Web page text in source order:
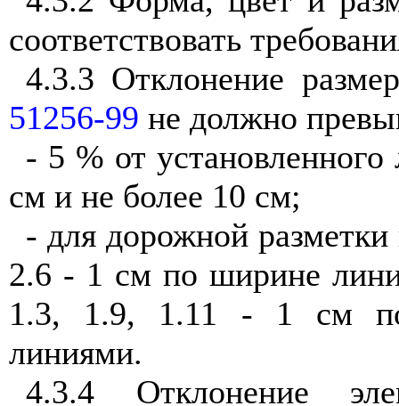
соответствовать
4.3.3 Отклонение
51256-99 не должно
- 5 % от
см и не более 10 см;
- для дорожной
2.6 - 1 см по ширине
1.3, 1.9, 1.11 - 1 см
линиями.
4.3.4 Отклонение